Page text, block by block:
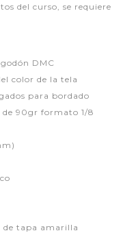
del curso, se requiere
DMC
color de la tela
para bordado
90gr formato 1/8
de tapa amarilla